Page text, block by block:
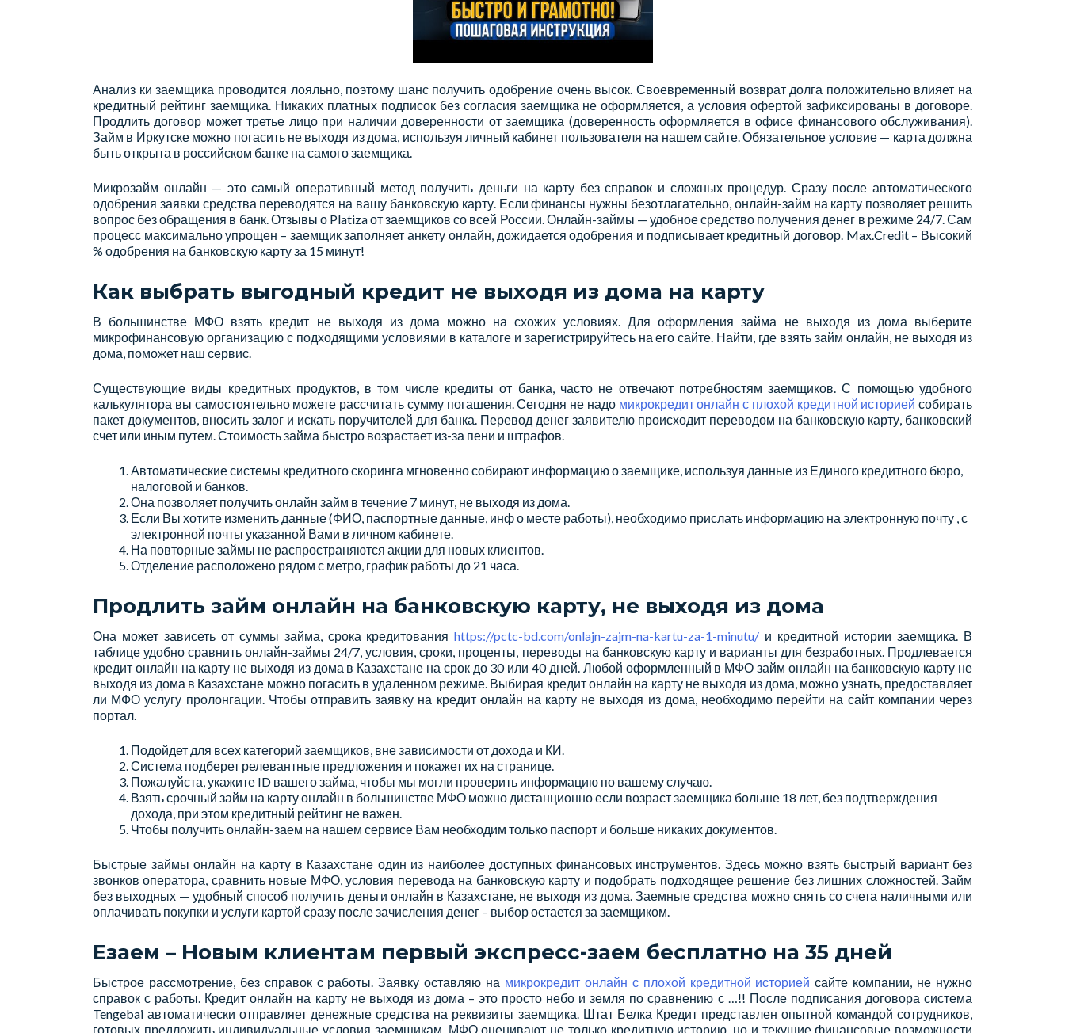
Анализ ки заемщика проводится лояльно, поэтому шанс получить одобрение очень высок. Своевременный возврат долга положительно влияет на
кредитный рейтинг заемщика. Никаких платных подписок без согласия заемщика не оформляется, а условия офертой зафиксированы в договоре.
Продлить договор может третье лицо при наличии доверенности от заемщика (доверенность оформляется в офисе финансового обслуживания).
Займ в Иркутске можно погасить не выходя из дома, используя личный кабинет пользователя на нашем сайте. Обязательное условие — карта должна
быть открыта в российском банке на самого заемщика.
Микрозайм онлайн — это самый оперативный метод получить деньги на карту без справок и сложных процедур. Сразу после автоматического
одобрения заявки средства переводятся на вашу банковскую карту. Если финансы нужны безотлагательно, онлайн-займ на карту позволяет решить
вопрос без обращения в банк. Отзывы о Platiza от заемщиков со всей России. Онлайн-займы — удобное средство получения денег в режиме 24/7. Сам
процесс максимально упрощен – заемщик заполняет анкету онлайн, дожидается одобрения и подписывает кредитный договор. Max.Credit – Высокий
% одобрения на банковскую карту за 15 минут!
Как выбрать выгодный кредит не выходя из дома на карту
В большинстве МФО взять кредит не выходя из дома можно на схожих условиях. Для оформления займа не выходя из дома выберите
микрофинансовую организацию с подходящими условиями в каталоге и зарегистрируйтесь на его сайте. Найти, где взять займ онлайн, не выходя из
дома, поможет наш сервис.
Существующие виды кредитных продуктов, в том числе кредиты от банка, часто не отвечают потребностям заемщиков. С помощью удобного
калькулятора вы самостоятельно можете рассчитать сумму погашения. Сегодня не надо микрокредит онлайн с плохой кредитной историей собирать
пакет документов, вносить залог и искать поручителей для банка. Перевод денег заявителю происходит переводом на банковскую карту, банковский
счет или иным путем. Стоимость займа быстро возрастает из-за пени и штрафов.
Автоматические системы кредитного скоринга мгновенно собирают информацию о заемщике, используя данные из Единого кредитного бюро,
налоговой и банков.
Она позволяет получить онлайн займ в течение 7 минут, не выходя из дома.
Если Вы хотите изменить данные (ФИО, паспортные данные, инф о месте работы), необходимо прислать информацию на электронную почту , с
электронной почты указанной Вами в личном кабинете.
На повторные займы не распространяются акции для новых клиентов.
Отделение расположено рядом с метро, график работы до 21 часа.
Продлить займ онлайн на банковскую карту, не выходя из дома
Она может зависеть от суммы займа, срока кредитованияhttps://pctc-bd.com/onlajn-zajm-na-kartu-za-1-minutu/ и кредитной истории заемщика. В
таблице удобно сравнить онлайн-займы 24/7, условия, сроки, проценты, переводы на банковскую карту и варианты для безработных. Продлевается
кредит онлайн на карту не выходя из дома в Казахстане на срок до 30 или 40 дней. Любой оформленный в МФО займ онлайн на банковскую карту не
выходя из дома в Казахстане можно погасить в удаленном режиме. Выбирая кредит онлайн на карту не выходя из дома, можно узнать, предоставляет
ли МФО услугу пролонгации. Чтобы отправить заявку на кредит онлайн на карту не выходя из дома, необходимо перейти на сайт компании через
портал.
Подойдет для всех категорий заемщиков, вне зависимости от дохода и КИ.
Система подберет релевантные предложения и покажет их на странице.
Пожалуйста, укажите ID вашего займа, чтобы мы могли проверить информацию по вашему случаю.
Взять срочный займ на карту онлайн в большинстве МФО можно дистанционно если возраст заемщика больше 18 лет, без подтверждения
дохода, при этом кредитный рейтинг не важен.
Чтобы получить онлайн-заем на нашем сервисе Вам необходим только паспорт и больше никаких документов.
Быстрые займы онлайн на карту в Казахстане один из наиболее доступных финансовых инструментов. Здесь можно взять быстрый вариант без
звонков оператора, сравнить новые МФО, условия перевода на банковскую карту и подобрать подходящее решение без лишних сложностей. Займ
без выходных — удобный способ получить деньги онлайн в Казахстане, не выходя из дома. Заемные средства можно снять со счета наличными или
оплачивать покупки и услуги картой сразу после зачисления денег – выбор остается за заемщиком.
Езаем – Новым клиентам первый экспресс-заем бесплатно на 35 дней
Быстрое рассмотрение, без справок с работы. Заявку оставляю на микрокредит онлайн с плохой кредитной историей сайте компании, не нужно
справок с работы. Кредит онлайн на карту не выходя из дома – это просто небо и земля по сравнению с …!! После подписания договора система
Tengebai автоматически отправляет денежные средства на реквизиты заемщика. Штат Белка Кредит представлен опытной командой сотрудников,
готовых предложить индивидуальные условия заемщикам. МФО оценивают не только кредитную историю, но и текущие финансовые возможности